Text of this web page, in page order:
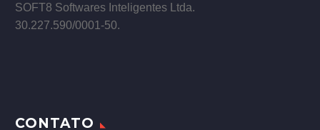
SOFT8 Softwares Inteligentes Ltda.
30.227.590/0001­-50.
CONTATO